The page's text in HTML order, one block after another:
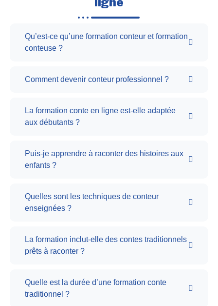
Qu’est-ce qu’une formation conteur et formation
conteuse ?
Comment devenir conteur professionnel ?
La formation conte en ligne est-elle adaptée
aux débutants ?
Puis-je apprendre à raconter des histoires aux
enfants ?
Quelles sont les techniques de conteur
enseignées ?
La formation inclut-elle des contes traditionnels
prêts à raconter ?
Quelle est la durée d’une formation conte
traditionnel ?